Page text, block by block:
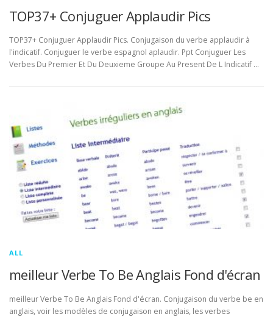
TOP37+ Conjuguer Applaudir Pics
TOP37+ Conjuguer Applaudir Pics. Conjugaison du verbe applaudir à
l'indicatif. Conjuguer le verbe espagnol aplaudir. Ppt Conjuguer Les
Verbes Du Premier Et Du Deuxieme Groupe Au Present De L Indicatif …
ALL
meilleur Verbe To Be Anglais Fond d'écran
meilleur Verbe To Be Anglais Fond d'écran. Conjugaison du verbe be en
anglais, voir les modèles de conjugaison en anglais, les verbes